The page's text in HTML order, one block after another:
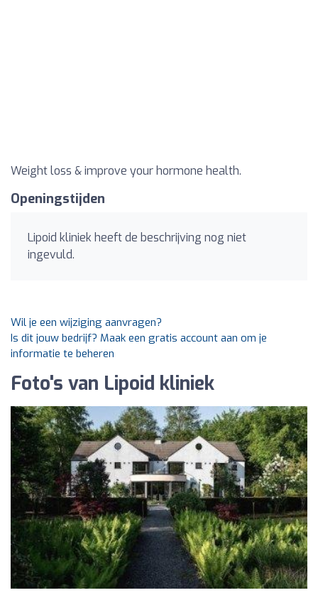
Weight loss & improve your hormone health.
Openingstijden
Lipoid kliniek heeft de beschrijving nog niet
ingevuld.
Wil je een wijziging aanvragen?
Is dit jouw bedrijf? Maak een gratis account aan om je
informatie te beheren
Foto's van Lipoid kliniek